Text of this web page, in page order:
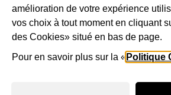
amélioration de votre expérience
vos choix à tout moment en cliquant
des Cookies» situé en bas de page.
Pour en savoir plus sur la « Politique
1-
3- 4-